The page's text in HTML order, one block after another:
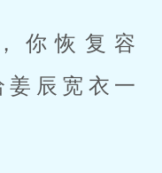
你恢复容
辰宽衣一